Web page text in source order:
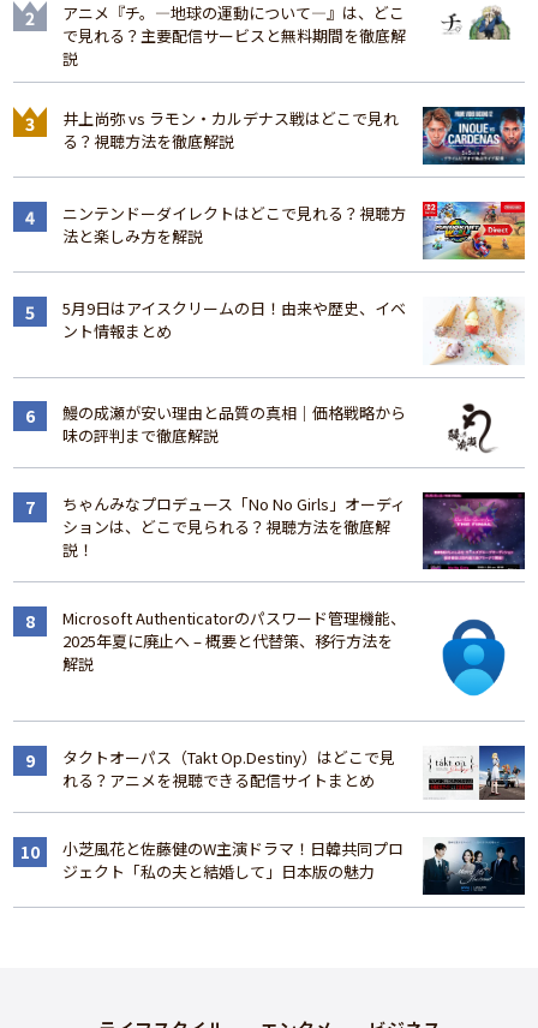
アニメ『チ。―地球の運動について―』は、どこ
で見れる？主要配信サービスと無料期間を徹底解
説
井上尚弥 vs ラモン・カルデナス戦はどこで見れ
る？視聴方法を徹底解説
ニンテンドーダイレクトはどこで見れる？視聴方
法と楽しみ方を解説
5月9日はアイスクリームの日！由来や歴史、イベ
ント情報まとめ
鰻の成瀬が安い理由と品質の真相｜価格戦略から
味の評判まで徹底解説
ちゃんみなプロデュース「No No Girls」オーディ
ションは、どこで見られる？視聴方法を徹底解
説！
Microsoft Authenticatorのパスワード管理機能、
2025年夏に廃止へ – 概要と代替策、移行方法を
解説
タクトオーパス（Takt Op.Destiny）はどこで見
れる？アニメを視聴できる配信サイトまとめ
小芝風花と佐藤健のW主演ドラマ！日韓共同プロ
ジェクト「私の夫と結婚して」日本版の魅力